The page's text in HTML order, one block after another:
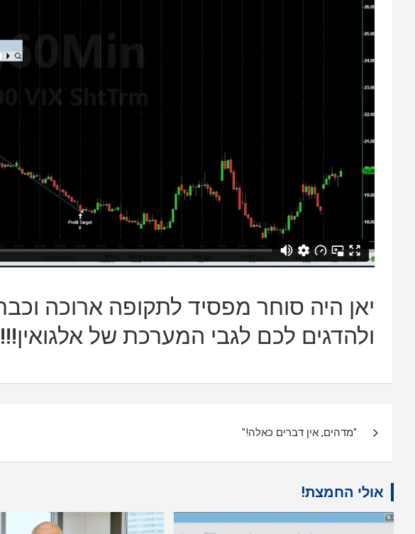
יאן היה סוחר מפסיד לתקופה ארוכה
ולהדגים לכם לגבי המערכת של אלגואין!!!
"מדהים, אין דברים כאלה!"
אולי החמצת!